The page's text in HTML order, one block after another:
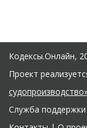
Кодексы.Онлайн,
Проект
Служба поддержки